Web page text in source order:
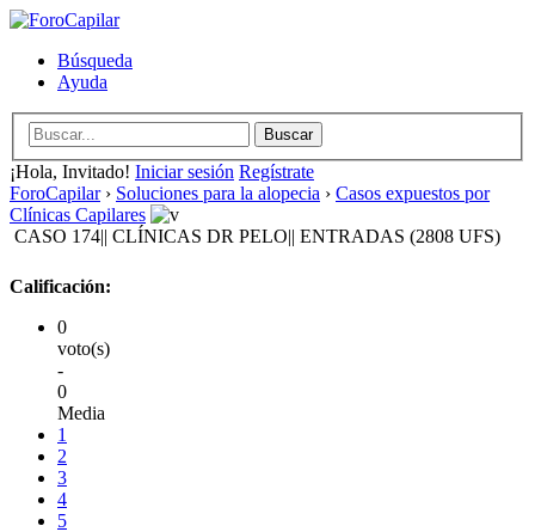
Búsqueda
Ayuda
¡Hola, Invitado! Iniciar sesión Regístrate
ForoCapilar› Soluciones para la alopecia › Casos expuestos por
Clínicas Capilares
CASO 174|| CLÍNICAS DR PELO|| ENTRADAS (2808 UFS)
Calificación:
0
voto(s)
-
0
Media
1
2
3
4
5